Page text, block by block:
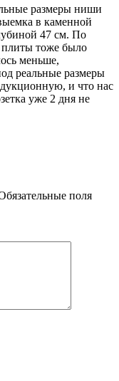
размеры ниши
в каменной
47 см. По
плиты тоже было
меньше,
реальные размеры
и что нас
уже 2 дня не
поля